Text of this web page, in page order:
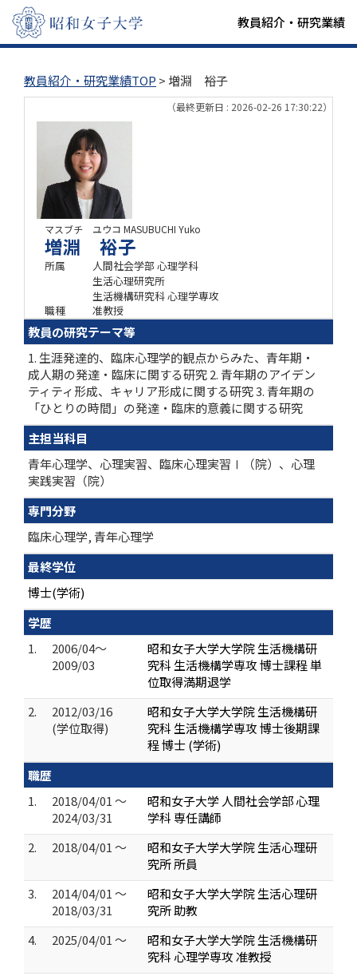
教員紹介・研究業績
教員紹介・研究業績TOP > 増淵 裕子
（最終更新日 : 2026-02-26 17:30:22）
マスブチ ユウコ MASUBUCHI Yuko
増淵 裕子
所属
人間社会学部 心理学科
生活心理研究所
生活機構研究科 心理学専攻
職種
准教授
教員の研究テーマ等
1. 生涯発達的、臨床心理学的観点からみた、青年期・
成人期の発達・臨床に関する研究 2. 青年期のアイデン
ティティ形成、キャリア形成に関する研究 3. 青年期の
「ひとりの時間」の発達・臨床的意義に関する研究
主担当科目
青年心理学、心理実習、臨床心理実習Ⅰ（院）、心理
実践実習（院）
専門分野
臨床心理学, 青年心理学
最終学位
博士(学術)
学歴
1.
2006/04～
2009/03
昭和女子大学大学院 生活機構研
究科 生活機構学専攻 博士課程 単
位取得満期退学
2.
2012/03/16
(学位取得)
昭和女子大学大学院 生活機構研
究科 生活機構学専攻 博士後期課
程 博士 (学術)
職歴
1.
2018/04/01 ～
2024/03/31
昭和女子大学 人間社会学部 心理
学科 専任講師
2.
2018/04/01 ～
昭和女子大学大学院 生活心理研
究所 所員
3.
2014/04/01 ～
2018/03/31
昭和女子大学大学院 生活心理研
究所 助教
4.
2025/04/01 ～
昭和女子大学大学院 生活機構研
究科 心理学専攻 准教授